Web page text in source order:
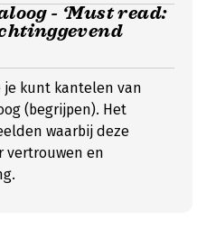
- ‘Must read:
kunt kantelen van
(begrijpen). Het
waarbij deze
vertrouwen en